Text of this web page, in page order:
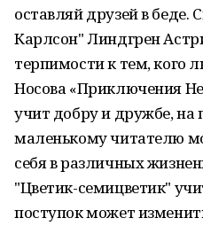
оставляй друзей в
Карлсон" Линдгрен
терпимости к тем, кого
Носова «Приключения
учит добру и дружбе, на
маленькому читателю
себя в различных
"Цветик-семицветик"
поступок может